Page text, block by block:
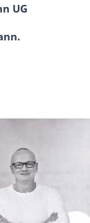
UG